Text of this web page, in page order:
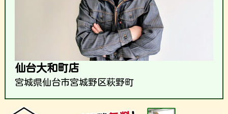
仙台大和町店
宮城県仙台市宮城野区萩野町